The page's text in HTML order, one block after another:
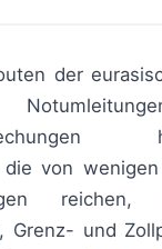
der
die von
reichen,
, Grenz- und